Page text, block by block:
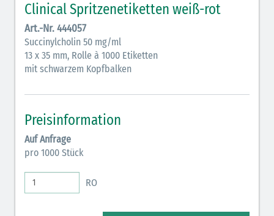
schraffiert)
Anticholinergika (hellgrün)
Cholinergika (hellgrün schraffiert): DIVI 2012
Rahmen)
Koagulantien (hellgrau/weiß schwarz schraffierterm
Rahmen)
Bronchodilatatoren (blau-braun)
Clinical Spritzenetiketten weiß-rot
Art.-Nr. 444057
Succinylcholin 50 mg/ml
13 x 35 mm, Rolle à 1000 Etiketten
mit schwarzem Kopfbalken
Preisinformation
Auf Anfrage
pro 1000 Stück
RO